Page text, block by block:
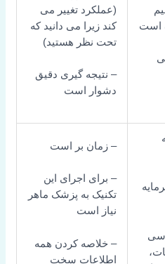
(عملکرد تغییر می
کند زیرا می دانید که
تحت نظر هستید)
– نتیجه گیری دقیق
دشوار است
– زمان بر است
– برای اجرای این
تکنیک به پزشک ماهر
– خلاصه کردن همه
اطلاعات سخت